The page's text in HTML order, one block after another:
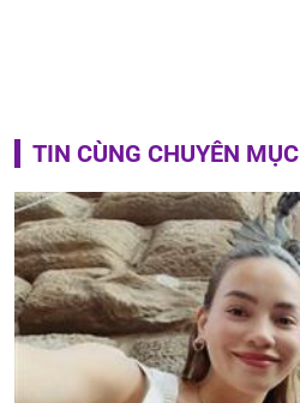
TIN CÙNG CHUYÊN MỤC